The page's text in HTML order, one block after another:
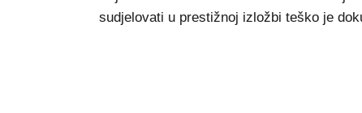
sudjelovati u prestižnoj izložbi teško je